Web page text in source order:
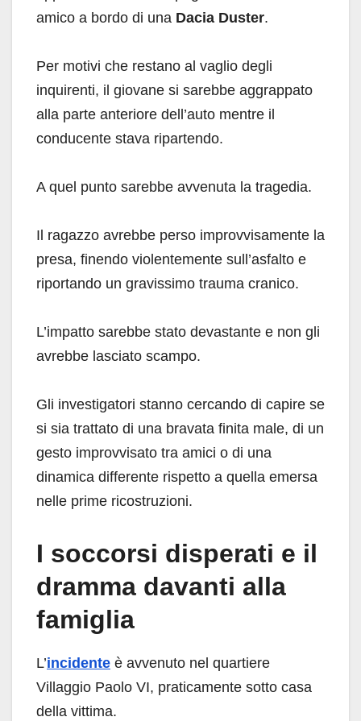
amico a bordo di una Dacia Duster.
Per motivi che restano al vaglio degli
inquirenti, il giovane si sarebbe aggrappato
alla parte anteriore dell’auto mentre il
conducente stava ripartendo.
A quel punto sarebbe avvenuta la tragedia.
Il ragazzo avrebbe perso improvvisamente la
presa, finendo violentemente sull’asfalto e
riportando un gravissimo trauma cranico.
L’impatto sarebbe stato devastante e non gli
avrebbe lasciato scampo.
Gli investigatori stanno cercando di capire se
si sia trattato di una bravata finita male, di un
gesto improvvisato tra amici o di una
dinamica differente rispetto a quella emersa
nelle prime ricostruzioni.
I soccorsi disperati e il
dramma davanti alla
famiglia
L’incidente è avvenuto nel quartiere
Villaggio Paolo VI, praticamente sotto casa
della vittima.